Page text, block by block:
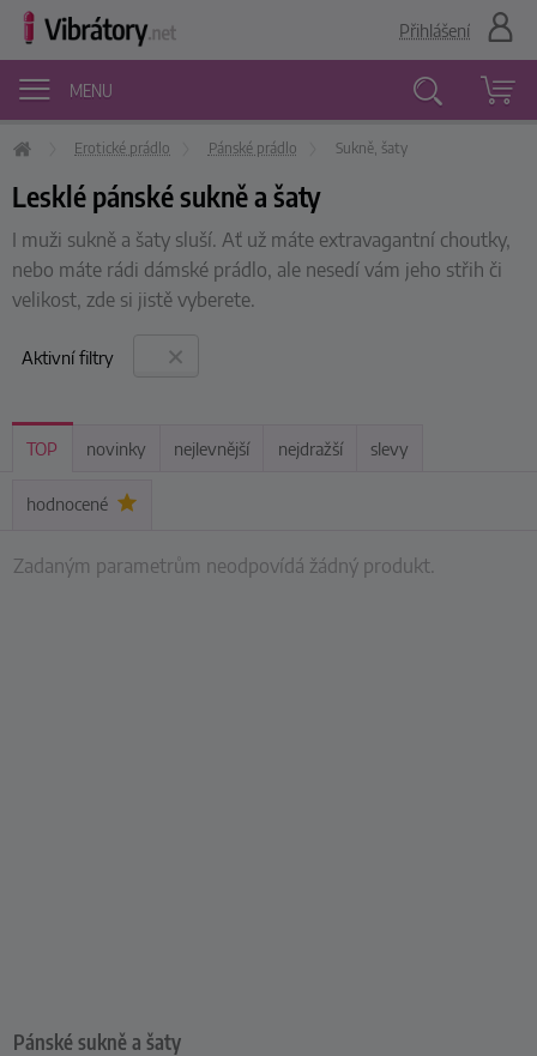
MENU
Přihlášení
Erotické prádlo Pánské prádlo Sukně, šaty
Lesklé pánské sukně a šaty
I muži sukně a šaty sluší. Ať už máte extravagantní choutky,
nebo máte rádi dámské prádlo, ale nesedí vám jeho střih či
velikost, zde si jistě vyberete.
Aktivní filtry
TOP novinky nejlevnější nejdražší slevy
hodnocené
Zadaným parametrům neodpovídá žádný produkt.
Pánské sukně a šaty